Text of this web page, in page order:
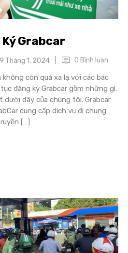
Grabcar
Tháng 1, 2024 0 Bình luận
không còn quá xa lạ với các bác
đăng ký Grabcar gồm những gì.
dưới đây của chúng tôi. Grabcar
cung cấp dịch vụ đi chung
[…]